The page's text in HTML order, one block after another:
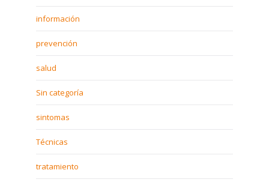
información
prevención
salud
Sin categoría
sintomas
Técnicas
tratamiento